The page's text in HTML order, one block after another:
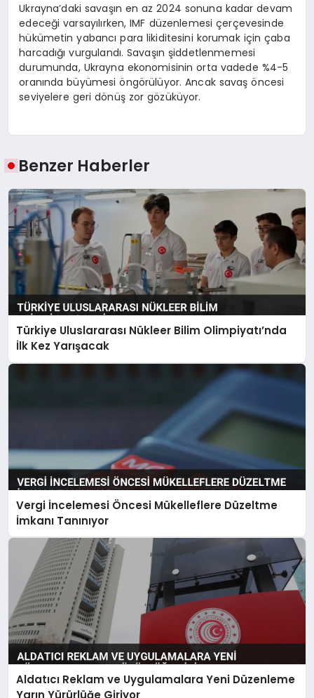
Ukrayna’daki savaşın en az 2024 sonuna kadar devam
edeceği varsayılırken, IMF düzenlemesi çerçevesinde
hükümetin yabancı para likiditesini korumak için çaba
harcadığı vurgulandı. Savaşın şiddetlenmemesi
durumunda, Ukrayna ekonomisinin orta vadede %4-5
oranında büyümesi öngörülüyor. Ancak savaş öncesi
seviyelere geri dönüş zor gözüküyor.
Benzer Haberler
Türkiye Uluslararası Nükleer Bilim Olimpiyatı’nda
İlk Kez Yarışacak
Vergi İncelemesi Öncesi Mükelleflere Düzeltme
İmkanı Tanınıyor
Aldatıcı Reklam ve Uygulamalara Yeni Düzenleme
Yarın Yürürlüğe Giriyor